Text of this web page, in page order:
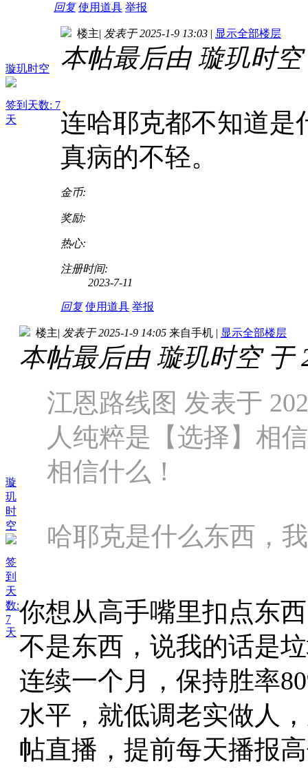
回复 使用道具 举报
璇玑时空
签到天数: 7
天
楼主| 发表于 2025-1-9 13:03 | 显示全部楼层
本帖最后由 璇玑时空
连哈耶克都不知道是
真病的不轻。
金币:
奖励:
热心:
注册时间:
2023-7-11
回复 使用道具 举报
璇
玑
时
空
签
到
天
数:
7
天
楼主| 发表于 2025-1-9 14:05 来自手机 | 显示全部楼层
本帖最后由 璇玑时空 于
江恩路线图 发表于
人纯粹是【选择】相
相信什么！
哈耶克是什么东西，
你想从高手嘴里扣点东
不是东西，说我的话是
连续一个月，保持胜率
水平，就低调老实做人
帖直播，提前每天播报